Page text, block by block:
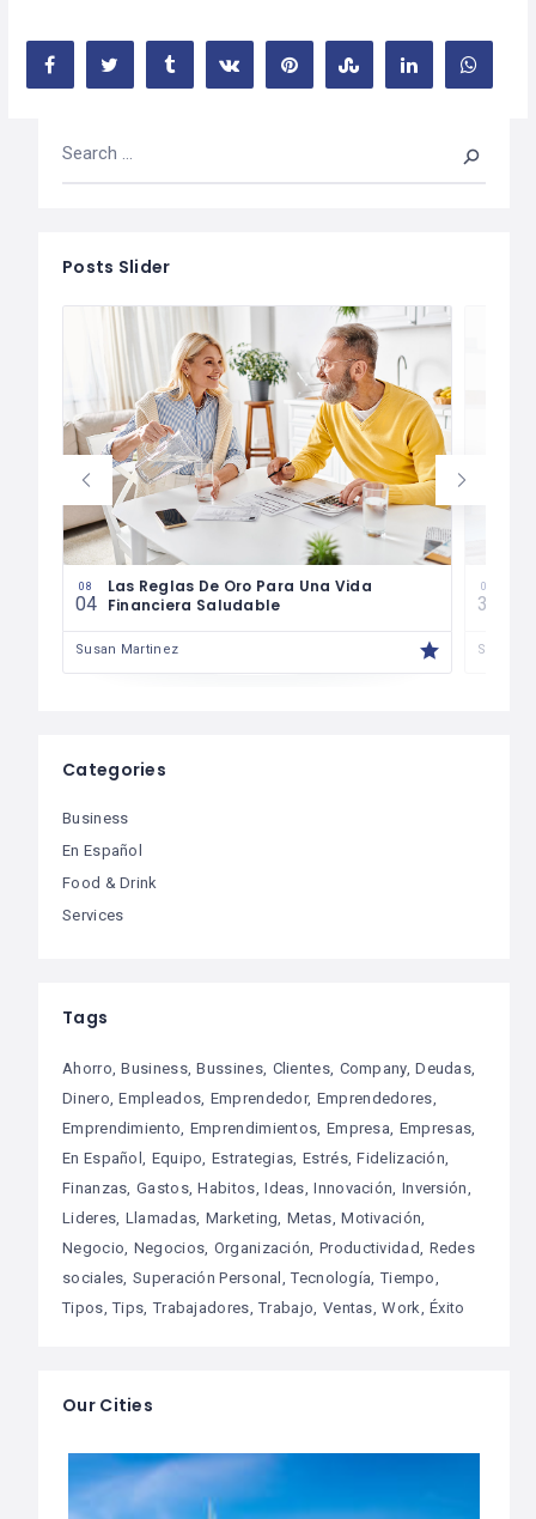
Posts Slider
08
04
Las Reglas De Oro Para Una Vida
Financiera Saludable
Susan Martinez
07
30
Susan
Categories
Business
En Español
Food & Drink
Services
Tags
Ahorro Business Bussines Clientes Company Deudas
Dinero Empleados Emprendedor Emprendedores
Emprendimiento Emprendimientos Empresa Empresas
En Español Equipo Estrategias Estrés Fidelización
Finanzas Gastos Habitos Ideas Innovación Inversión
Lideres Llamadas Marketing Metas Motivación
Negocio Negocios Organización Productividad Redes
sociales Superación Personal Tecnología Tiempo
Tipos Tips Trabajadores Trabajo Ventas Work Éxito
Our Cities